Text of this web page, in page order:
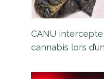
CANU
cannabis lors